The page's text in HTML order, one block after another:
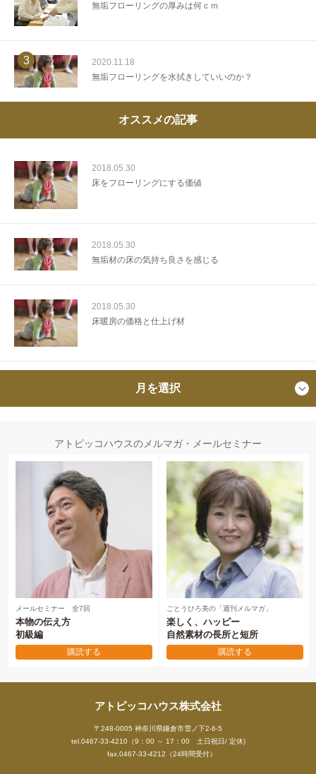
無垢フローリングの厚みは何ｃｍ
3
2020.11.18
無垢フローリングを水拭きしていいのか？
オススメの記事
2018.05.30
床をフローリングにする価値
2018.05.30
無垢材の床の気持ち良さを感じる
2018.05.30
床暖房の価格と仕上げ材
月を選択
アトピッコハウスのメルマガ・メールセミナー
メールセミナー 全7回
本物の伝え方
初級編
購読する
ごとうひろ美の「週刊メルマガ」
楽しく、ハッピー
自然素材の長所と短所
購読する
アトピッコハウス株式会社
〒248-0005 神奈川県鎌倉市雪ノ下2-6-5
tel.0467-33-4210（9：00 ～ 17：00 土日祝日/ 定休)
fax.0467-33-4212（24時間受付）